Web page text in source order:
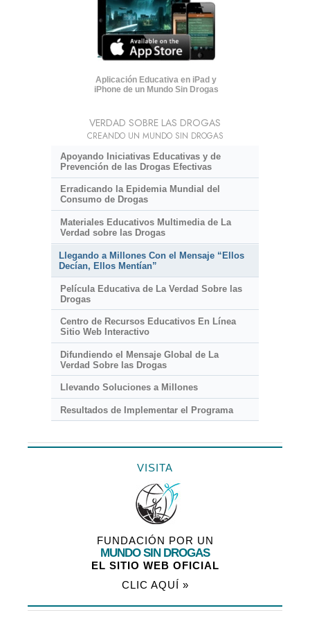
Aplicación Educativa en iPad y
iPhone de un Mundo Sin Drogas
VERDAD SOBRE LAS DROGAS
CREANDO UN MUNDO SIN DROGAS
Apoyando Iniciativas Educativas y de
Prevención de las Drogas Efectivas
Erradicando la Epidemia Mundial del
Consumo de Drogas
Materiales Educativos Multimedia de La
Verdad sobre las Drogas
Llegando a Millones Con el Mensaje “Ellos
Decían, Ellos Mentían”
Película Educativa de La Verdad Sobre las
Drogas
Centro de Recursos Educativos En Línea
Sitio Web Interactivo
Difundiendo el Mensaje Global de La
Verdad Sobre las Drogas
Llevando Soluciones a Millones
Resultados de Implementar el Programa
VISITA
FUNDACIÓN POR UN
MUNDO SIN DROGAS
EL SITIO WEB OFICIAL
CLIC AQUÍ »